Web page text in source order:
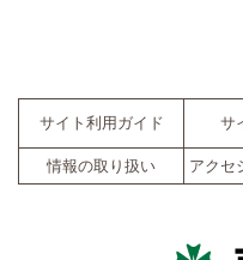
サイト利用ガイド サ
情報の取り扱い
アクセ